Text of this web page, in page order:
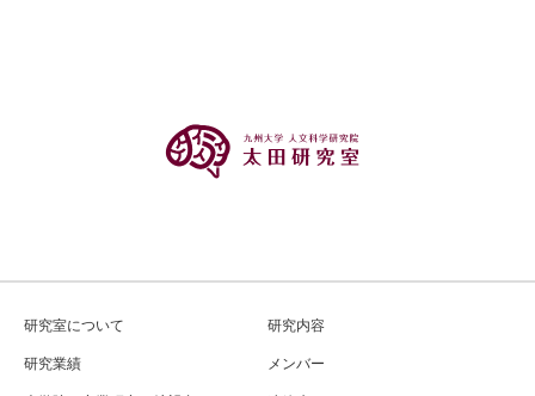
研究室について
研究内容
研究業績
メンバー